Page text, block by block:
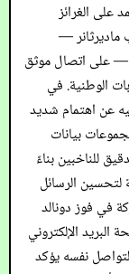
على الغرائز
ماديرثانر —
مهندس الحملة الذي سينظم فوز ÖVP عام 2017 — على اتصال موثق
الوطنية. في
فيه عن اهتمام شديد
بيانات
للناخبين بناءً
لتحسين الرسائل
في فوز دونالد
البريد الإلكتروني
نفسه يؤكد